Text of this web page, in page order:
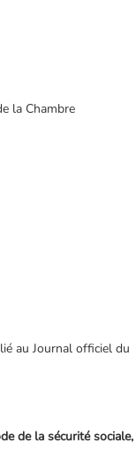
la Chambre
au Journal officiel du
de la sécurité sociale,